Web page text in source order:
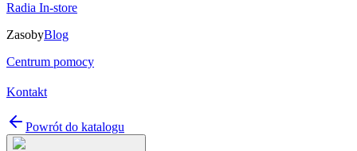
Radia In-store
ZasobyBlog
Centrum pomocy
Kontakt
Powrót do katalogu